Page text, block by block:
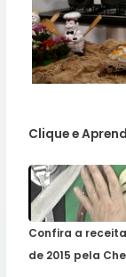
Clique e
Confira a
de 2015 pela